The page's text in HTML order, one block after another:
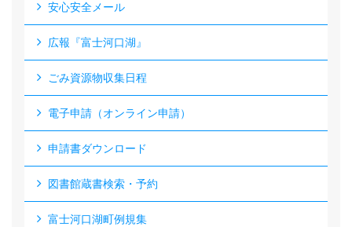
安心安全メール
広報『富士河口湖』
ごみ資源物収集日程
電子申請（オンライン申請）
申請書ダウンロード
図書館蔵書検索・予約
富士河口湖町例規集